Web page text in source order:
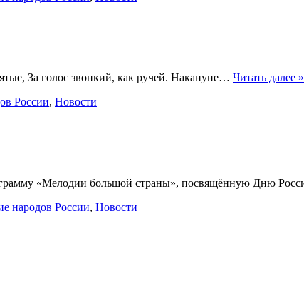
За голос звонкий, как ручей. Накануне… Читать далее »
России, Новости
«Мелодии большой страны», посвящённую Дню
народов России, Новости